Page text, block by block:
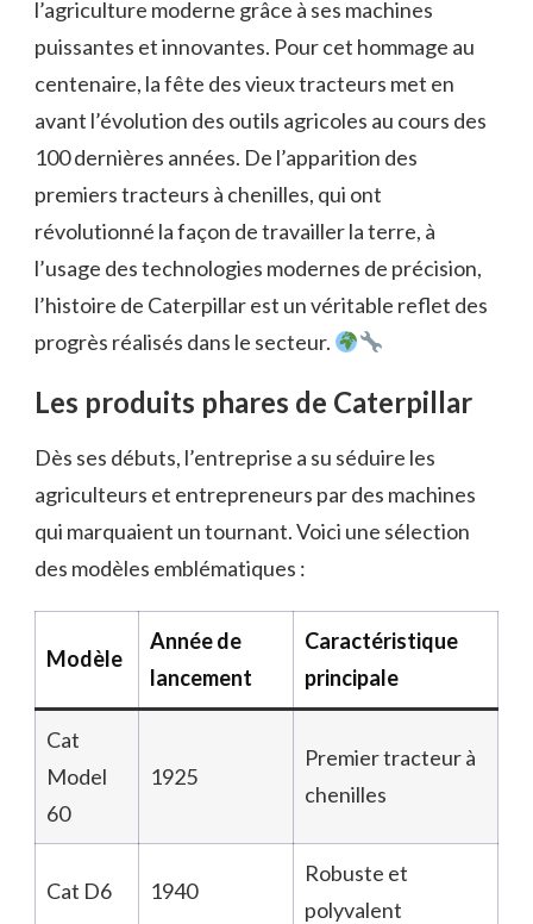
l’agriculture moderne grâce à ses machines
puissantes et innovantes. Pour cet hommage au
centenaire, la fête des vieux tracteurs met en
avant l’évolution des outils agricoles au cours des
100 dernières années. De l’apparition des
premiers tracteurs à chenilles, qui ont
révolutionné la façon de travailler la terre, à
l’usage des technologies modernes de précision,
l’histoire de Caterpillar est un véritable reflet des
progrès réalisés dans le secteur.
Les produits phares de Caterpillar
Dès ses débuts, l’entreprise a su séduire les
agriculteurs et entrepreneurs par des machines
qui marquaient un tournant. Voici une sélection
des modèles emblématiques :
Modèle
Année de
lancement
Caractéristique
principale
Cat
Model
60
1925
Premier tracteur à
chenilles
Cat D6 1940
Robuste et
polyvalent